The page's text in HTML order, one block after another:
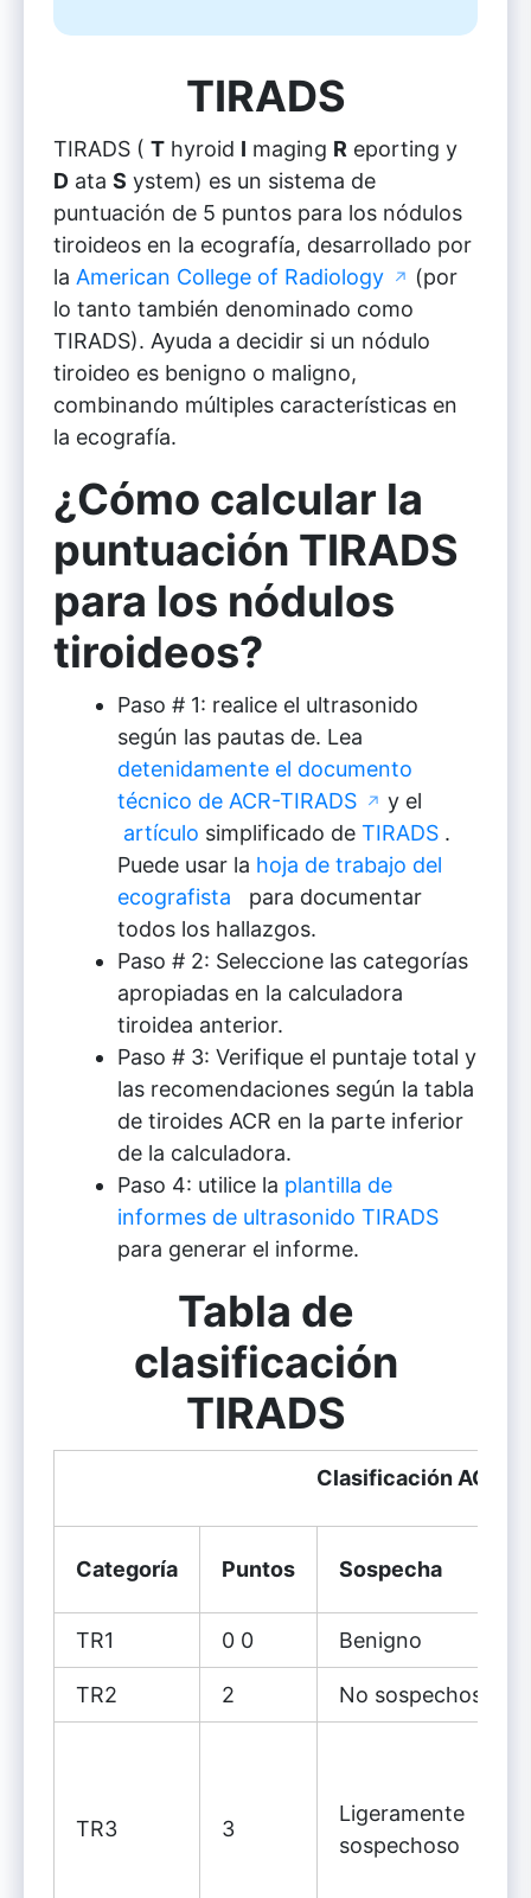
TIRADS
TIRADS ( T hyroid I maging R eporting y
D ata S ystem) es un sistema de
puntuación de 5 puntos para los nódulos
tiroideos en la ecografía, desarrollado por
la American College of Radiology ↗ (por
lo tanto también denominado como
TIRADS). Ayuda a decidir si un nódulo
tiroideo es benigno o maligno,
combinando múltiples características en
la ecografía.
¿Cómo calcular la
puntuación TIRADS
para los nódulos
tiroideos?
Paso # 1: realice el ultrasonido
según las pautas de. Lea
detenidamente el documento
técnico de ACR-TIRADS ↗ y el
artículo simplificado de TIRADS .
Puede usar la hoja de trabajo del
ecografista para documentar
todos los hallazgos.
Paso # 2: Seleccione las categorías
apropiadas en la calculadora
tiroidea anterior.
Paso # 3: Verifique el puntaje total y
las recomendaciones según la tabla
de tiroides ACR en la parte inferior
de la calculadora.
Paso 4: utilice la plantilla de
informes de ultrasonido TIRADS
para generar el informe.
Tabla de
clasificación
TIRADS
Clasificación ACR
Categoría Puntos Sospecha
TR1 0 0 Benigno
TR2 2 No sospechoso
TR3 3
Ligeramente
sospechoso